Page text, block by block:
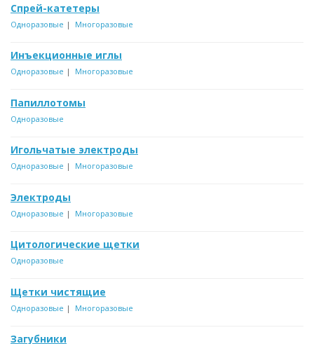
Спрей-катетеры
Одноразовые | Многоразовые
Инъекционные иглы
Одноразовые | Многоразовые
Папиллотомы
Одноразовые
Игольчатые электроды
Одноразовые | Многоразовые
Электроды
Одноразовые | Многоразовые
Цитологические щетки
Одноразовые
Щетки чистящие
Одноразовые | Многоразовые
Загубники